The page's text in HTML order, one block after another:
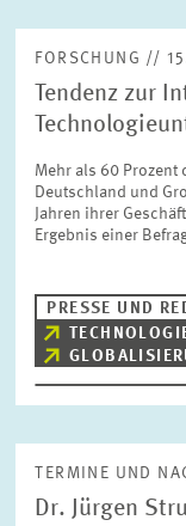
FORSCHUNG //
Tendenz zur
Mehr als 60 Prozent
Deutschland und
Jahren ihrer
Ergebnis einer
PRESSE UND
TERMINE UND
Dr. Jürgen